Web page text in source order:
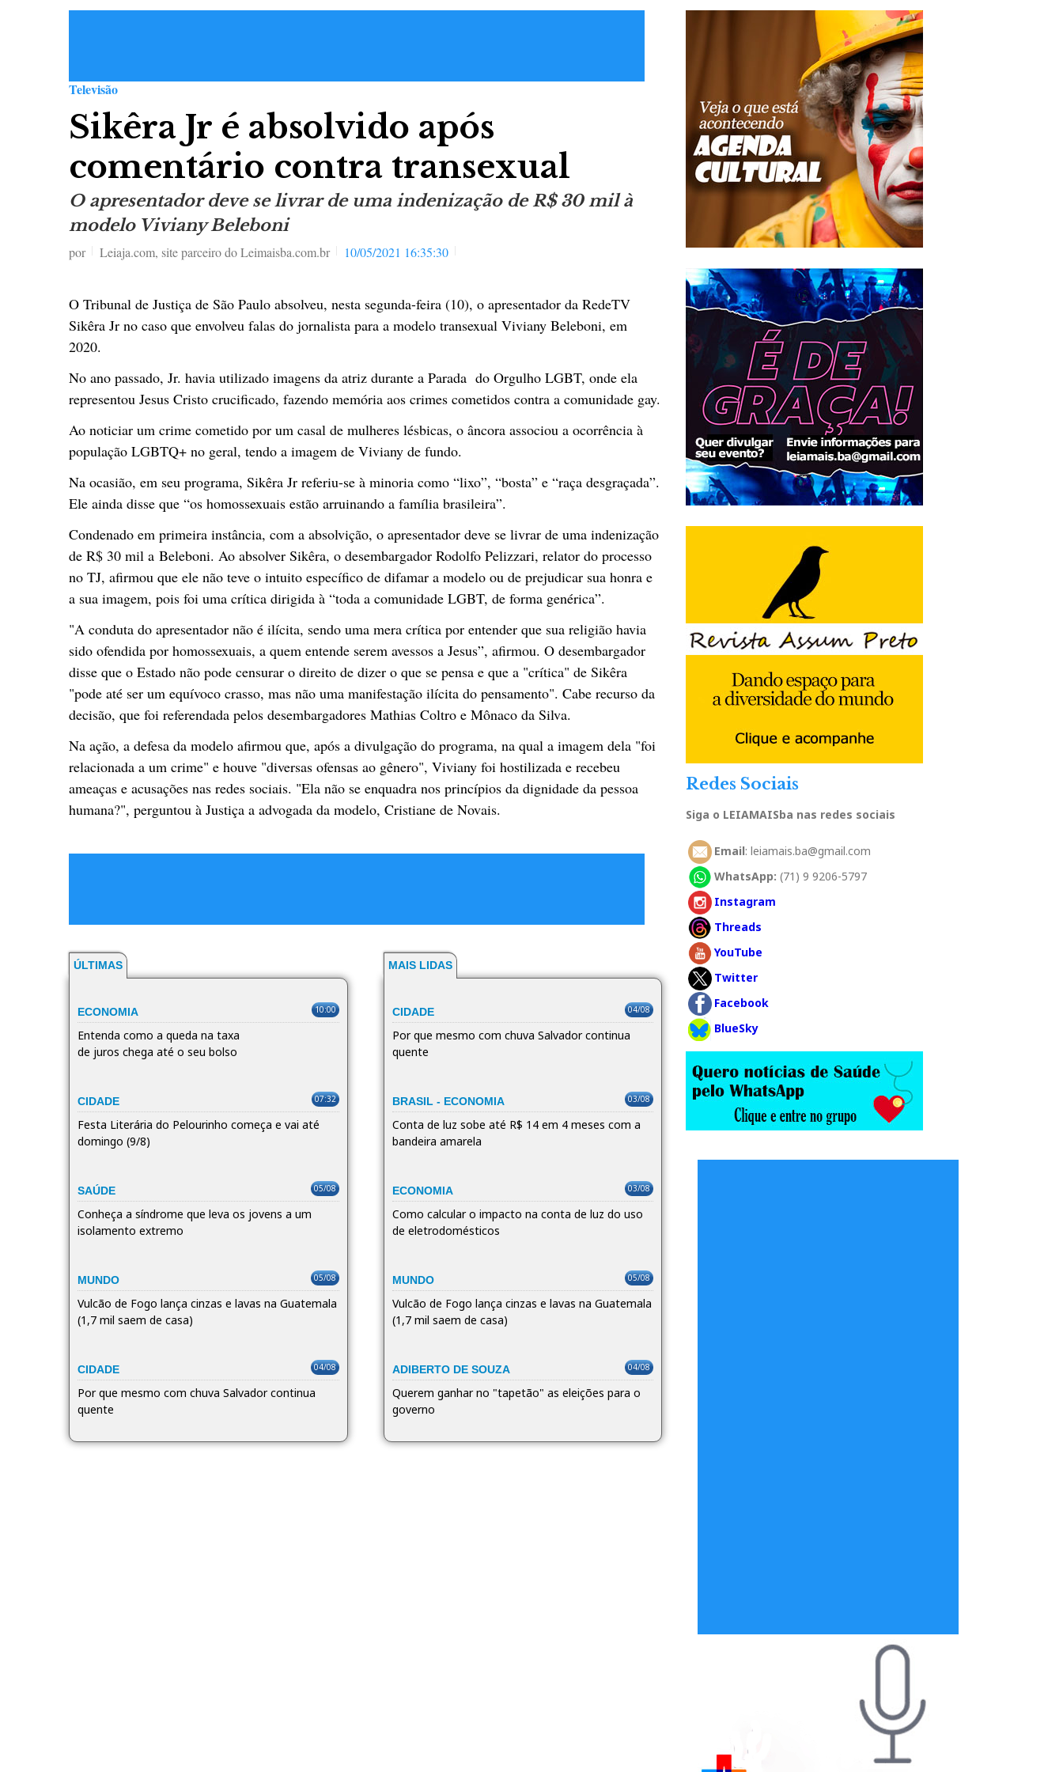
Televisão
Sikêra Jr é absolvido após
comentário contra transexual
O apresentador deve se livrar de uma indenização de R$ 30 mil à
modelo Viviany Beleboni
por Leiaja.com, site parceiro do Leimaisba.com.br 10/05/2021 16:35:30
O Tribunal de Justiça de São Paulo absolveu, nesta segunda-feira (10), o apresentador da RedeTV
Sikêra Jr no caso que envolveu falas do jornalista para a modelo transexual Viviany Beleboni, em
2020.
No ano passado, Jr. havia utilizado imagens da atriz durante a Parada do Orgulho LGBT, onde ela
representou Jesus Cristo crucificado, fazendo memória aos crimes cometidos contra a comunidade gay.
Ao noticiar um crime cometido por um casal de mulheres lésbicas, o âncora associou a ocorrência à
população LGBTQ+ no geral, tendo a imagem de Viviany de fundo.
Na ocasião, em seu programa, Sikêra Jr referiu-se à minoria como “lixo”, “bosta” e “raça desgraçada”.
Ele ainda disse que “os homossexuais estão arruinando a família brasileira”.
Condenado em primeira instância, com a absolvição, o apresentador deve se livrar de uma indenização
de R$ 30 mil a Beleboni. Ao absolver Sikêra, o desembargador Rodolfo Pelizzari, relator do processo
no TJ, afirmou que ele não teve o intuito específico de difamar a modelo ou de prejudicar sua honra e
a sua imagem, pois foi uma crítica dirigida à “toda a comunidade LGBT, de forma genérica”.
"A conduta do apresentador não é ilícita, sendo uma mera crítica por entender que sua religião havia
sido ofendida por homossexuais, a quem entende serem avessos a Jesus”, afirmou. O desembargador
disse que o Estado não pode censurar o direito de dizer o que se pensa e que a "crítica" de Sikêra
"pode até ser um equívoco crasso, mas não uma manifestação ilícita do pensamento". Cabe recurso da
decisão, que foi referendada pelos desembargadores Mathias Coltro e Mônaco da Silva.
Na ação, a defesa da modelo afirmou que, após a divulgação do programa, na qual a imagem dela "foi
relacionada a um crime" e houve "diversas ofensas ao gênero", Viviany foi hostilizada e recebeu
ameaças e acusações nas redes sociais. "Ela não se enquadra nos princípios da dignidade da pessoa
humana?", perguntou à Justiça a advogada da modelo, Cristiane de Novais.
ÚLTIMAS
ECONOMIA 10:00
Entenda como a queda na taxa
de juros chega até o seu bolso
CIDADE 07:32
Festa Literária do Pelourinho começa e vai até
domingo (9/8)
SAÚDE 05/08
Conheça a síndrome que leva os jovens a um
isolamento extremo
MUNDO 05/08
Vulcão de Fogo lança cinzas e lavas na Guatemala
(1,7 mil saem de casa)
CIDADE 04/08
Por que mesmo com chuva Salvador continua
quente
MAIS LIDAS
CIDADE 04/08
Por que mesmo com chuva Salvador continua
quente
BRASIL - ECONOMIA 03/08
Conta de luz sobe até R$ 14 em 4 meses com a
bandeira amarela
ECONOMIA 03/08
Como calcular o impacto na conta de luz do uso
de eletrodomésticos
MUNDO 05/08
Vulcão de Fogo lança cinzas e lavas na Guatemala
(1,7 mil saem de casa)
ADIBERTO DE SOUZA 04/08
Querem ganhar no "tapetão" as eleições para o
governo
Redes Sociais
Siga o LEIAMAISba nas redes sociais
Email: leiamais.ba@gmail.com
WhatsApp: (71) 9 9206-5797
Instagram
Threads
YouTube
Twitter
Facebook
BlueSky